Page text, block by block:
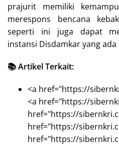
prajurit memiliki
merespons bencana
seperti ini juga dapat
instansi Disdamkar yang
📚 Artikel Terkait:
<a href="https://
<a href="https://
href="https://
href="https://
href="https://